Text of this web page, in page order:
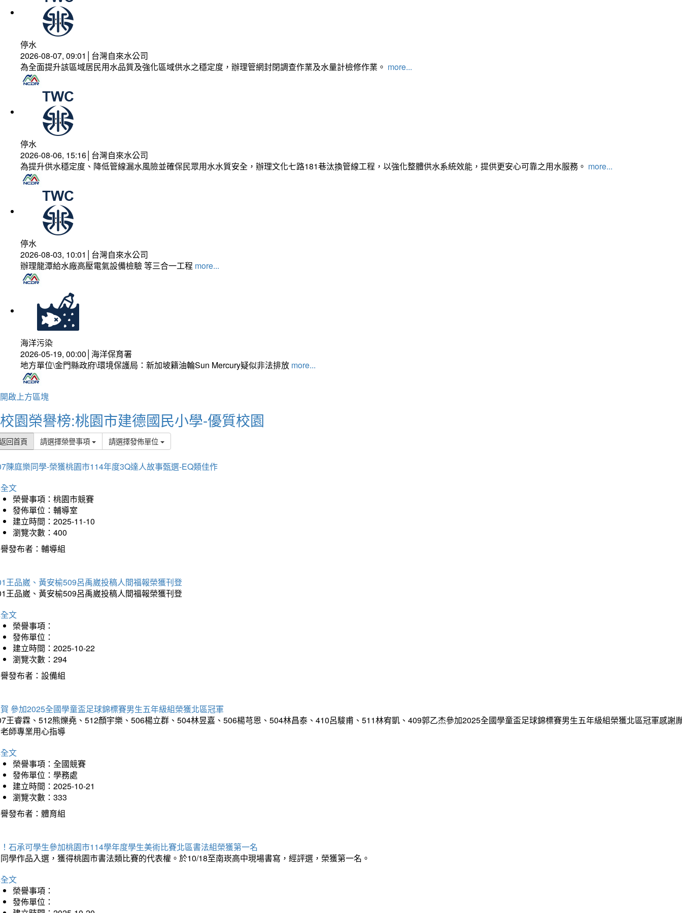
停水
2026-08-07, 09:01│台灣自來水公司
為全面提升該區域居民用水品質及強化區域供水之穩定度，辦理管網封閉調查作業及水量計檢修作業。 more...
停水
2026-08-06, 15:16│台灣自來水公司
為提升供水穩定度、降低管線漏水風險並確保民眾用水水質安全，辦理文化七路181巷汰換管線工程，以強化整體供水系統效能，提供更安心可靠之用水服務。 more...
停水
2026-08-03, 10:01│台灣自來水公司
辦理龍潭給水廠高壓電氣設備檢驗 等三合一工程 more...
海洋污染
2026-05-19, 00:00│海洋保育署
地方單位\金門縣政府\環境保護局：新加坡籍油輪Sun Mercury疑似非法排放 more...
開啟上方區塊
校園榮譽榜:桃園市建德國民小學-優質校園
回首頁 請選擇榮譽事項 請選擇發佈單位
陳庭樂同學-榮獲桃園市114年度3Q達人故事甄選-EQ類佳作
文
榮譽事項：桃園市競賽
發佈單位：輔導室
建立時間：2025-11-10
瀏覽次數：400
發布者：輔導組
王品崴、黃安榆509呂禹崴投稿人間福報榮獲刊登
王品崴、黃安榆509呂禹崴投稿人間福報榮獲刊登
文
榮譽事項：
發佈單位：
建立時間：2025-10-22
瀏覽次數：294
發布者：設備組
參加2025全國學童盃足球錦標賽男生五年級組榮獲北區冠軍
王睿霖、512熊爍堯、512顏宇樂、506楊立群、504林昱嘉、506楊芎恩、504林昌泰、410呂駿甫、511林宥凱、409郭乙杰參加2025全國學童盃足球錦標賽男生五年級組榮獲北區冠軍感謝
師專業用心指導
文
榮譽事項：全國競賽
發佈單位：學務處
建立時間：2025-10-21
瀏覽次數：333
發布者：體育組
石承可學生參加桃園市114學年度學生美術比賽北區書法組榮獲第一名
學作品入選，獲得桃園市書法類比賽的代表權。於10/18至南崁高中現場書寫，經評選，榮獲第一名。
文
榮譽事項：
發佈單位：